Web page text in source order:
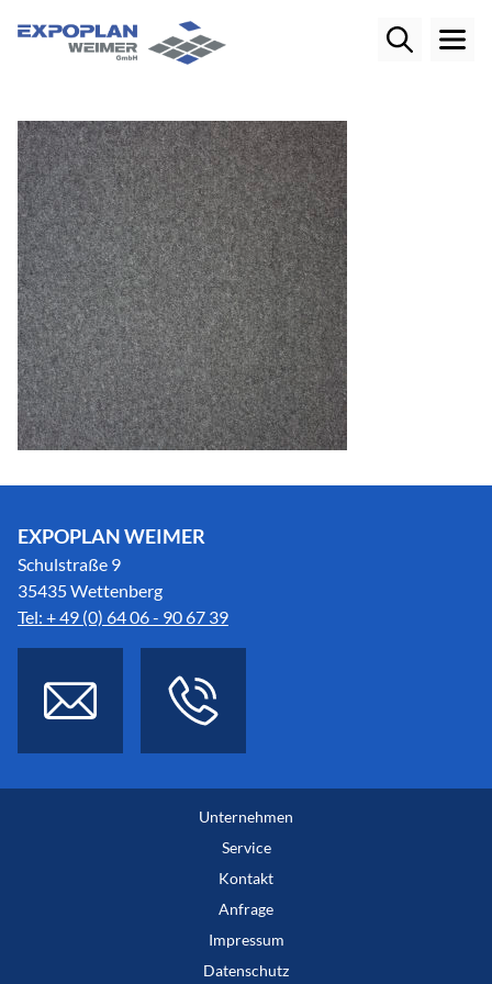
EXPOPLAN WEIMER
Schulstraße 9
35435 Wettenberg
Tel: + 49 (0) 64 06 - 90 67 39
Unternehmen
Service
Kontakt
Anfrage
Impressum
Datenschutz